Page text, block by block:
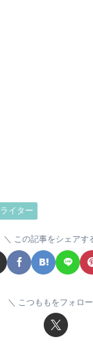
ライター
この記事をシェアす
こつももをフォロー